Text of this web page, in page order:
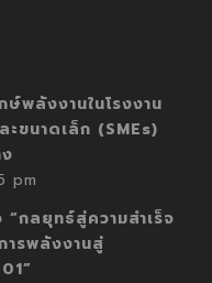
ษ์พลังงานในโรงงาน
ขนาดเล็ก (SMEs)
pm
“กลยุทธ์สู่ความสำเร็จ
ารพลังงานสู่